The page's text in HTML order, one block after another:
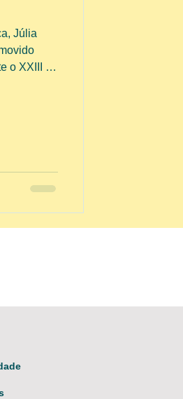
Júlia
o XXIII B-